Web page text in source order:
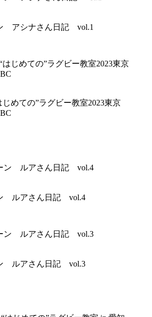
アシナさん日記 vol.1
じめての”ラグビー教室2023東京
ルアさん日記 vol.4
ルアさん日記 vol.3